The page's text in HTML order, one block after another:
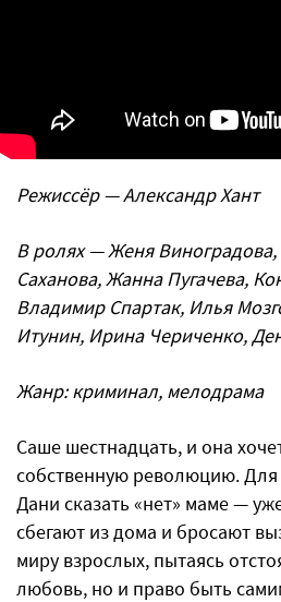
Режиссёр — Александр Хант
В ролях — Женя Виноградова,
Саханова, Жанна Пугачева,
Владимир Спартак, Илья
Итунин, Ирина Чериченко,
Жанр: криминал, мелодрама
Саше шестнадцать, и она
собственную революцию. Для
Дани сказать «нет» маме —
сбегают из дома и бросают
миру взрослых, пытаясь
любовь, но и право быть